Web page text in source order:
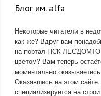
Блог им. alfa
Некоторые читатели в
как же? Вдруг вам
на портал ПСК
цветом? Вам теперь
моментально
Оказавшись на этом
специализируется на